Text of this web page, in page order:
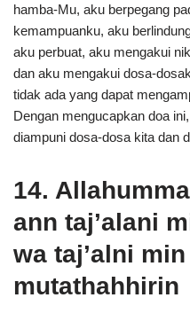
hamba-Mu, aku berpegang
kemampuanku, aku
aku perbuat, aku mengakui
dan aku mengakui dosa-
tidak ada yang dapat
Dengan mengucapkan doa
diampuni dosa-dosa kita dan
14.
ann taj’alani
wa taj’alni
mutathahhirin